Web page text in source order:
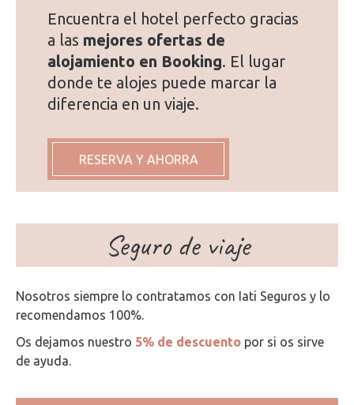
Encuentra el hotel perfecto gracias
a las mejores ofertas de
alojamiento en Booking. El lugar
donde te alojes puede marcar la
diferencia en un viaje.
RESERVA Y AHORRA
Seguro de viaje
Nosotros siempre lo contratamos con Iati Seguros y lo
recomendamos 100%.
Os dejamos nuestro 5% de descuento por si os sirve
de ayuda.